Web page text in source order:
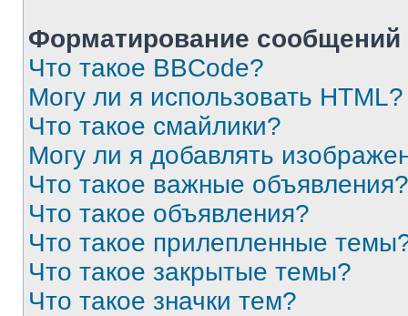
Форматирование
Что такое BBCode?
Могу ли я использовать HTML?
Что такое смайлики?
Могу ли я добавлять
Что такое важные объявления?
Что такое объявления?
Что такое прилепленные
Что такое закрытые темы?
Что такое значки тем?